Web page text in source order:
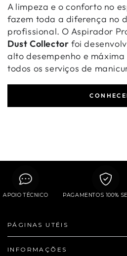
A limpeza e o conforto no
fazem toda a diferença no
profissional. O Aspirador
Dust Collector foi
alto desempenho e
todos os serviços de
APOIO TÉCNICO PAGAMENTOS 100%
PÁGINAS UTÉIS
INFORMAÇÕES